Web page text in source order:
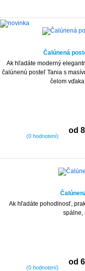
Čalúnená
Ak hľadáte moderný
čalúnenú posteľ Tania s
čelom
(0 hodnotení)
od
Ak hľadáte pohodlnosť,
spálne,
(0 hodnotení)
od